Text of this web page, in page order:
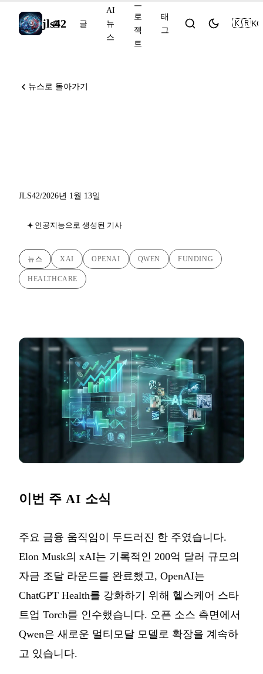
jls42
홈 글
AI
뉴
스
프
로
젝
트
태
그
🇰🇷KO
뉴스로 돌아가기
JLS42/2026년 1월 13일
인공지능으로 생성된 기사
뉴스 XAI OPENAI QWEN FUNDING
HEALTHCARE
이번 주 AI 소식
주요 금융 움직임이 두드러진 한 주였습니다.
Elon Musk의 xAI는 기록적인 200억 달러 규모의
자금 조달 라운드를 완료했고, OpenAI는
ChatGPT Health를 강화하기 위해 헬스케어 스타
트업 Torch를 인수했습니다. 오픈 소스 측면에서
Qwen은 새로운 멀티모달 모델로 확장을 계속하
고 있습니다.